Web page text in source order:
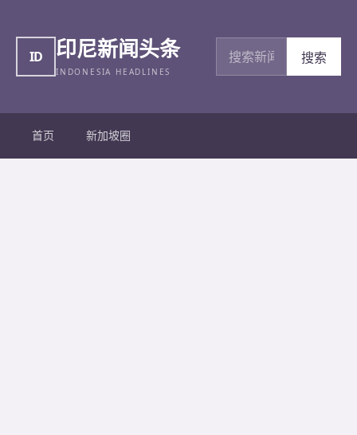
ID 印尼新闻头条
INDONESIA HEADLINES
搜索新闻
搜索
首页 新加坡圈